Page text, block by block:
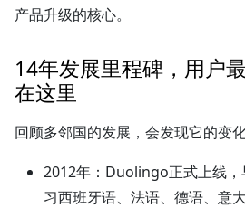
产品升级的核心。
14年发展里程碑，用户
在这里
回顾多邻国的发展，会发现它的变
2012年：Duolingo正式上线，
习西班牙语、法语、德语、意